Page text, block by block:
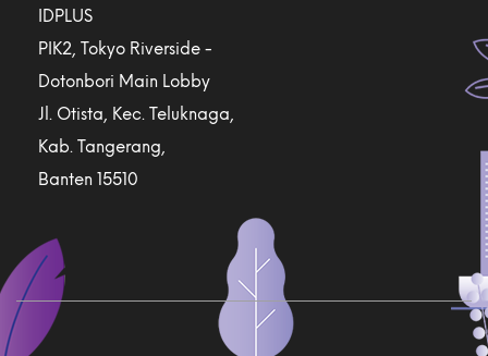
IDPLUS
PIK2, Tokyo Riverside -
Dotonbori Main Lobby
Jl. Otista, Kec. Teluknaga,
Kab. Tangerang,
Banten 15510